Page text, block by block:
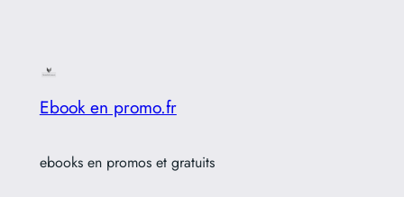
Ebook en promo.fr
ebooks en promos et gratuits